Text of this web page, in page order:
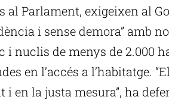
al Parlament, exigeixen al
i sense demora” amb
i nuclis de menys de 2.000
en l’accés a l’habitatge.
i en la justa mesura”, ha